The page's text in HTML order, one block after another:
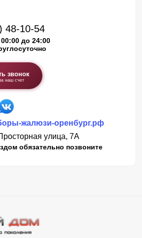
48-10-54
до 24:00
звонок
наш счет
жалюзи-оренбург.рф
улица, 7А
обязательно позвоните